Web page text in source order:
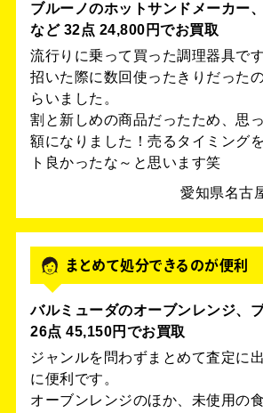
ブルーノのホットサンドメーカー
など 32点 24,800円でお買取
流行りに乗って買った調理器具で
招いた際に数回使ったきりだった
らいました。
割と新しめの商品だったため、思
額になりました！売るタイミング
ト良かったな～と思います笑
愛知県名古
まとめて処分できるのが便利
バルミューダのオーブンレンジ、
26点 45,150円でお買取
ジャンルを問わずまとめて査定に
に便利です。
オーブンレンジのほか、未使用の